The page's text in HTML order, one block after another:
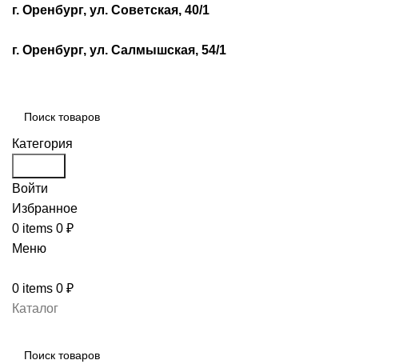
г. Оренбург, ул. Советская, 40/1
г. Оренбург, ул. Салмышская, 54/1
Категория
Войти
Избранное
0 items 0 ₽
Меню
0 items 0 ₽
Каталог